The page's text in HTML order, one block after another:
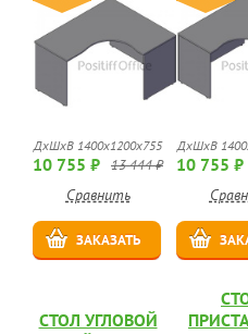
ДхШхВ 1400х1200х755
10 755 ₽ 13 444 ₽
Сравнить
ЗАКАЗАТЬ
ДхШхВ
10 755 ₽
СТОЛ УГЛОВОЙ